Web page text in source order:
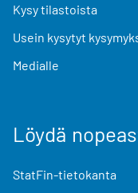
Kysy tilastoista
Usein kysytyt
Medialle
Löydä
StatFin-tietokanta